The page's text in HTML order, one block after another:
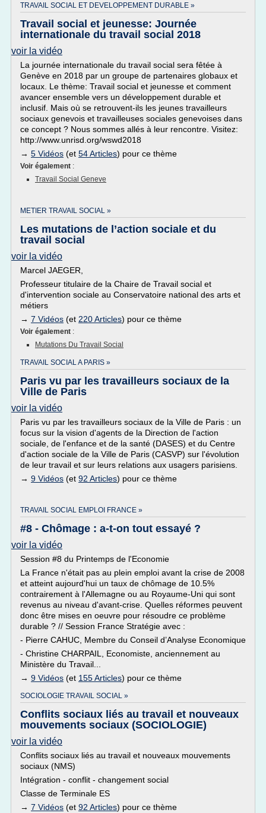
TRAVAIL SOCIAL ET DEVELOPPEMENT DURABLE »
Travail social et jeunesse: Journée
internationale du travail social 2018
voir la vidéo
La journée internationale du travail social sera fêtée à
Genève en 2018 par un groupe de partenaires globaux et
locaux. Le thème: Travail social et jeunesse et comment
avancer ensemble vers un développement durable et
inclusif. Mais où se retrouvent-ils les jeunes travailleurs
sociaux genevois et travailleuses sociales genevoises dans
ce concept ? Nous sommes allés à leur rencontre. Visitez:
http://www.unrisd.org/wswd2018
→ 5 Vidéos (et 54 Articles) pour ce thème
Voir également :
Travail Social Geneve
METIER TRAVAIL SOCIAL »
Les mutations de l’action sociale et du
travail social
voir la vidéo
Marcel JAEGER,
Professeur titulaire de la Chaire de Travail social et
d'intervention sociale au Conservatoire national des arts et
métiers
→ 7 Vidéos (et 220 Articles) pour ce thème
Voir également :
Mutations Du Travail Social
TRAVAIL SOCIAL A PARIS »
Paris vu par les travailleurs sociaux de la
Ville de Paris
voir la vidéo
Paris vu par les travailleurs sociaux de la Ville de Paris : un
focus sur la vision d'agents de la Direction de l'action
sociale, de l'enfance et de la santé (DASES) et du Centre
d'action sociale de la Ville de Paris (CASVP) sur l'évolution
de leur travail et sur leurs relations aux usagers parisiens.
→ 9 Vidéos (et 92 Articles) pour ce thème
TRAVAIL SOCIAL EMPLOI FRANCE »
#8 - Chômage : a-t-on tout essayé ?
voir la vidéo
Session #8 du Printemps de l'Economie
La France n'était pas au plein emploi avant la crise de 2008
et atteint aujourd'hui un taux de chômage de 10.5%
contrairement à l'Allemagne ou au Royaume-Uni qui sont
revenus au niveau d'avant-crise. Quelles réformes peuvent
donc être mises en oeuvre pour résoudre ce problème
durable ? // Session France Stratégie avec :
- Pierre CAHUC, Membre du Conseil d’Analyse Economique
- Christine CHARPAIL, Economiste, anciennement au
Ministère du Travail...
→ 9 Vidéos (et 155 Articles) pour ce thème
SOCIOLOGIE TRAVAIL SOCIAL »
Conflits sociaux liés au travail et nouveaux
mouvements sociaux (SOCIOLOGIE)
voir la vidéo
Conflits sociaux liés au travail et nouveaux mouvements
sociaux (NMS)
Intégration - conflit - changement social
Classe de Terminale ES
→ 7 Vidéos (et 92 Articles) pour ce thème